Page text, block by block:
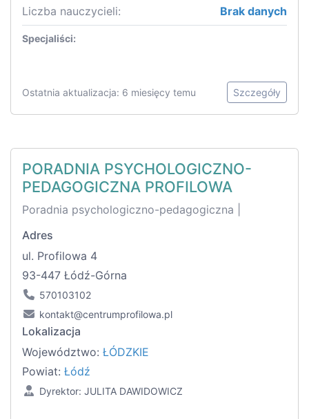
Liczba nauczycieli:
Brak danych
Specjaliści:
Ostatnia aktualizacja: 6 miesięcy temu Szczegóły
PORADNIA PSYCHOLOGICZNO-
PEDAGOGICZNA PROFILOWA
Poradnia psychologiczno-pedagogiczna |
Adres
ul. Profilowa 4
93-447 Łódź-Górna
570103102
kontakt@centrumprofilowa.pl
Lokalizacja
Województwo: ŁÓDZKIE
Powiat: Łódź
Dyrektor: JULITA DAWIDOWICZ